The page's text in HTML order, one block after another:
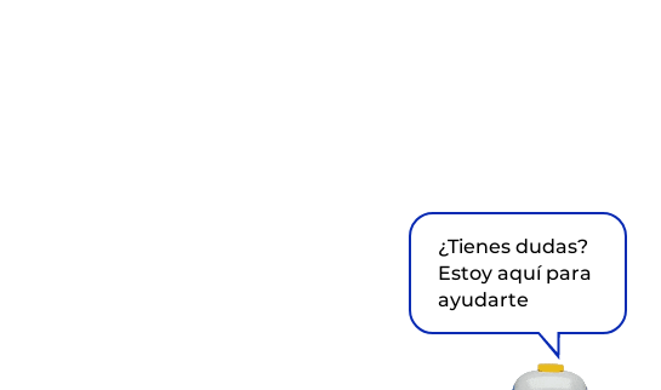
¿Tienes dudas?
Estoy aquí para
ayudarte